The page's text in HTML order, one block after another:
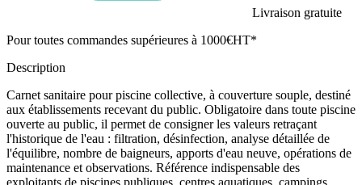
Livraison gratuite
Pour toutes commandes supérieures à 1000€HT*
Description
Carnet sanitaire pour piscine collective, à couverture souple, destiné
aux établissements recevant du public. Obligatoire dans toute piscine
ouverte au public, il permet de consigner les valeurs retraçant
l'historique de l'eau : filtration, désinfection, analyse détaillée de
l'équilibre, nombre de baigneurs, apports d'eau neuve, opérations de
maintenance et observations. Référence indispensable des